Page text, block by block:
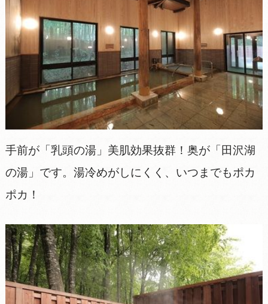
手前が「乳頭の湯」美肌効果抜群！奥が「田沢湖
の湯」です。湯冷めがしにくく、いつまでもポカ
ポカ！